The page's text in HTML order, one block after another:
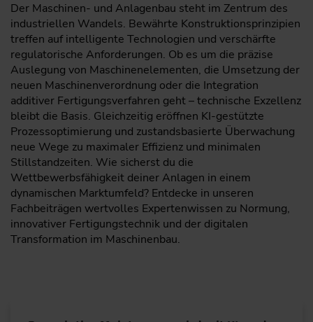
Der Maschinen- und Anlagenbau steht im Zentrum des
industriellen Wandels. Bewährte Konstruktionsprinzipien
treffen auf intelligente Technologien und verschärfte
regulatorische Anforderungen. Ob es um die präzise
Auslegung von Maschinenelementen, die Umsetzung der
neuen Maschinenverordnung oder die Integration
additiver Fertigungsverfahren geht – technische Exzellenz
bleibt die Basis. Gleichzeitig eröffnen KI-gestützte
Prozessoptimierung und zustandsbasierte Überwachung
neue Wege zu maximaler Effizienz und minimalen
Stillstandzeiten. Wie sicherst du die
Wettbewerbsfähigkeit deiner Anlagen in einem
dynamischen Marktumfeld? Entdecke in unseren
Fachbeiträgen wertvolles Expertenwissen zu Normung,
innovativer Fertigungstechnik und der digitalen
Transformation im Maschinenbau.